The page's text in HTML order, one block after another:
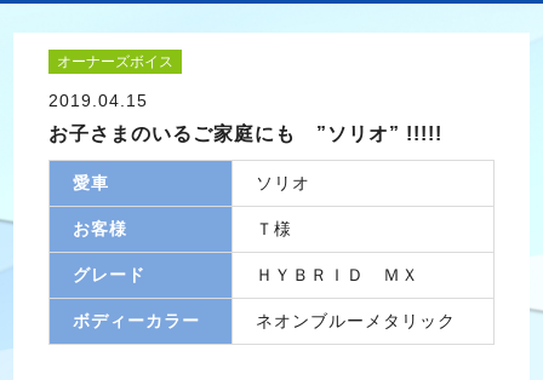
オーナーズボイス
2019.04.15
お子さまのいるご家庭にも ”ソリオ” !!!!!
愛車 ソリオ
お客様 Ｔ様
グレード ＨＹＢＲＩＤ ＭＸ
ボディーカラー ネオンブルーメタリック